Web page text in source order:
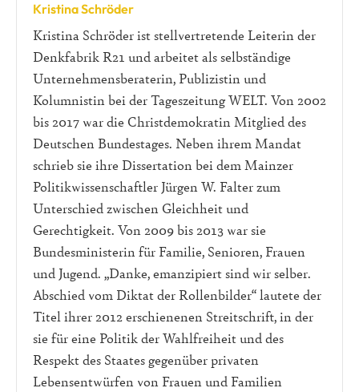
Kristina Schröder
Kristina Schröder ist stellvertretende Leiterin der
Denkfabrik R21 und arbeitet als selbständige
Unternehmensberaterin, Publizistin und
Kolumnistin bei der Tageszeitung WELT. Von 2002
bis 2017 war die Christdemokratin Mitglied des
Deutschen Bundestages. Neben ihrem Mandat
schrieb sie ihre Dissertation bei dem Mainzer
Politikwissenschaftler Jürgen W. Falter zum
Unterschied zwischen Gleichheit und
Gerechtigkeit. Von 2009 bis 2013 war sie
Bundesministerin für Familie, Senioren, Frauen
und Jugend. „Danke, emanzipiert sind wir selber.
Abschied vom Diktat der Rollenbilder“ lautete der
Titel ihrer 2012 erschienenen Streitschrift, in der
sie für eine Politik der Wahlfreiheit und des
Respekt des Staates gegenüber privaten
Lebensentwürfen von Frauen und Familien